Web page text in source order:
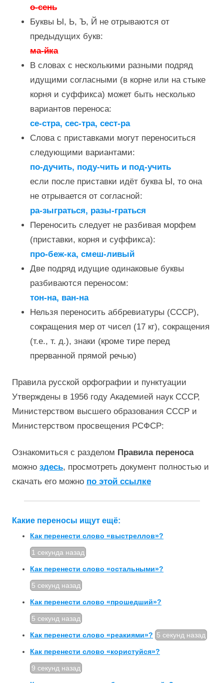
о-сень
Буквы Ы, Ь, Ъ, Й не отрываются от
предыдущих букв:
ма-йка
В словах с несколькими разными подряд
идущими согласными (в корне или на стыке
корня и суффикса) может быть несколько
вариантов переноса:
се-стра, сес-тра, сест-ра
Слова с приставками могут переноситься
следующими вариантами:
по-дучить, поду-чить и под-учить
если после приставки идёт буква Ы, то она
не отрывается от согласной:
ра-зыграться, разы-граться
Переносить следует не разбивая морфем
(приставки, корня и суффикса):
про-беж-ка, смеш-ливый
Две подряд идущие одинаковые буквы
разбиваются переносом:
тон-на, ван-на
Нельзя переносить аббревиатуры (СССР),
сокращения мер от чисел (17 кг), сокращения
(т.е., т. д.), знаки (кроме тире перед
прерванной прямой речью)
Правила русской орфографии и пунктуации
Утверждены в 1956 году Академией наук СССР,
Министерством высшего образования СССР и
Министерством просвещения РСФСР:
Ознакомиться с разделом Правила переноса
можно здесь, просмотреть документ полностью и
скачать его можно по этой ссылке
Какие переносы ищут ещё:
Как перенести слово «выстреллов»?
1 секунда назад
Как перенести слово «остальными»?
5 секунд назад
Как перенести слово «прошедший»?
5 секунд назад
Как перенести слово «реакиями»? 5 секунд назад
Как перенести слово «користуйся»?
9 секунд назад